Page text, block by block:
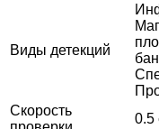
Виды детекций
Скорость
0.5